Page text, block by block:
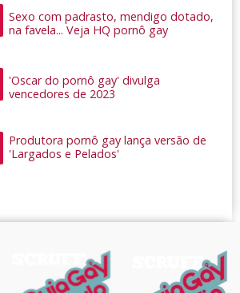
Sexo com padrasto, mendigo dotado,
na favela... Veja HQ pornô gay
'Oscar do pornô gay' divulga
vencedores de 2023
Produtora pornô gay lança versão de
'Largados e Pelados'